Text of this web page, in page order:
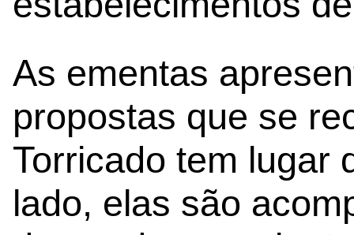
As ementas
propostas que se
Torricado tem lugar
lado, elas são